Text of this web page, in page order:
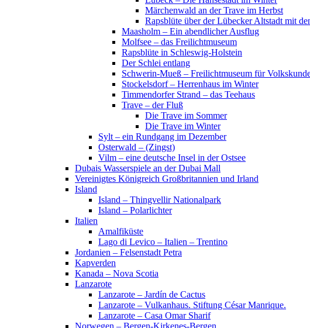
Märchenwald an der Trave im Herbst
Rapsblüte über der Lübecker Altstadt mit
Maasholm – Ein abendlicher Ausflug
Molfsee – das Freilichtmuseum
Rapsblüte in Schleswig-Holstein
Der Schlei entlang
Schwerin-Mueß – Freilichtmuseum für
Stockelsdorf – Herrenhaus im Winter
Timmendorfer Strand – das Teehaus
Trave – der Fluß
Die Trave im Sommer
Die Trave im Winter
Sylt – ein Rundgang im Dezember
Osterwald – (Zingst)
Vilm – eine deutsche Insel in der Ostsee
Dubais Wasserspiele an der Dubai Mall
Vereinigtes Königreich Großbritannien und Irland
Island
Island – Thingvellir Nationalpark
Island – Polarlichter
Italien
Amalfiküste
Lago di Levico – Italien – Trentino
Jordanien – Felsenstadt Petra
Kapverden
Kanada – Nova Scotia
Lanzarote
Lanzarote – Jardín de Cactus
Lanzarote – Vulkanhaus. Stiftung César Manrique.
Lanzarote – Casa Omar Sharif
Norwegen – Bergen-Kirkenes-Bergen